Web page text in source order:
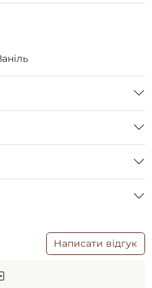
Написати відгук